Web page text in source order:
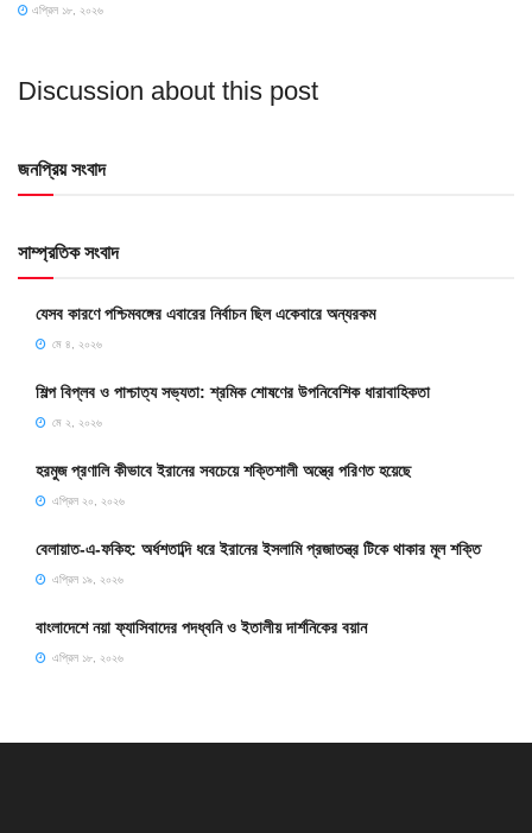
এপ্রিল ১৮, ২০২৬
Discussion about this post
জনপ্রিয় সংবাদ
সাম্প্রতিক সংবাদ
যেসব কারণে পশ্চিমবঙ্গের এবারের নির্বাচন ছিল একেবারে অন্যরকম
মে ৪, ২০২৬
শিল্প বিপ্লব ও পাশ্চাত্য সভ্যতা: শ্রমিক শোষণের উপনিবেশিক ধারাবাহিকতা
মে ২, ২০২৬
হরমুজ প্রণালি কীভাবে ইরানের সবচেয়ে শক্তিশালী অস্ত্রে পরিণত হয়েছে
এপ্রিল ২০, ২০২৬
বেলায়াত-এ-ফকিহ: অর্ধশতাব্দি ধরে ইরানের ইসলামি প্রজাতন্ত্র টিকে থাকার মূল শক্তি
এপ্রিল ১৯, ২০২৬
বাংলাদেশে নয়া ফ্যাসিবাদের পদধ্বনি ও ইতালীয় দার্শনিকের বয়ান
এপ্রিল ১৮, ২০২৬